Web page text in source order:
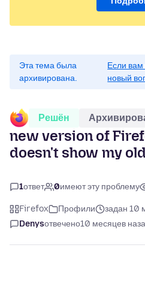
Эта тема была
архивирована.
Если
новый
Решён
new version of
doesn't show my
1ответ 0имеют эту проблему
Firefox Профили
задан 10
Denysотвечено10 месяцев